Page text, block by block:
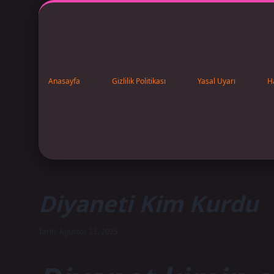
Anasayfa Gizlilik Politikası Yasal Uyarı
Diyaneti Kim Kurdu
Tarih: Ağustos 23, 2025